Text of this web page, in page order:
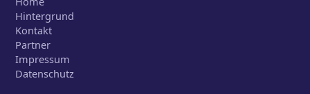
Hintergrund
Kontakt
Partner
Impressum
Datenschutz